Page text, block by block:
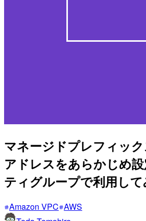
マネージドプレフィッ
アドレスをあらかじめ
ティグループで利用して
Amazon VPC AWS